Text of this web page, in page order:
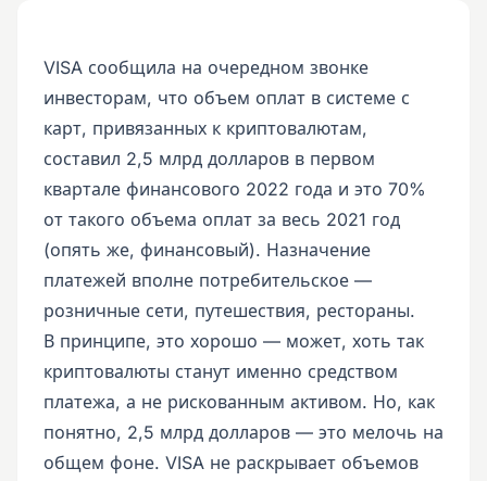
VISA сообщила на очередном звонке
инвесторам, что объем оплат в системе с
карт, привязанных к криптовалютам,
составил 2,5 млрд долларов в первом
квартале финансового 2022 года и это 70%
от такого объема оплат за весь 2021 год
(опять же, финансовый). Назначение
платежей вполне потребительское —
розничные сети, путешествия, рестораны.
В принципе, это хорошо — может, хоть так
криптовалюты станут именно средством
платежа, а не рискованным активом. Но, как
понятно, 2,5 млрд долларов — это мелочь на
общем фоне. VISA не раскрывает объемов